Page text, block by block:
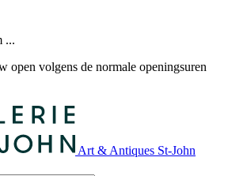
...
open volgens de normale openingsuren
Art & Antiques St-John